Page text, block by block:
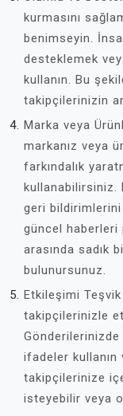
kurmasını
benimseyin.
desteklemek
kullanın. Bu
takipçilerinizin
Marka veya
markanız veya
farkındalık
kullanabilirsiniz.
geri
güncel haberleri
arasında sadık
bulunursunuz.
Etkileşimi Teşvik
takipçilerinizle
Gönderilerinizde
ifadeler kullanın
takipçilerinize
isteyebilir veya